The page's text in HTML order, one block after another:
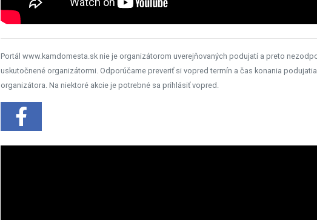
Portál www.kamdomesta.sk nie je organizátorom uverejňovaných podujatí a preto
uskutočnené organizátormi. Odporúčame preveriť si vopred termín a čas konania
organizátora. Na niektoré akcie je potrebné sa prihlásiť vopred.